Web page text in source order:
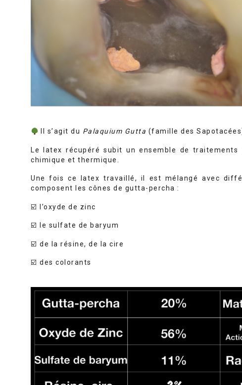
Il s’agit du Palaquium Gutta (famille des
Le latex récupéré subit un ensemble de traitements
chimique et thermique.
Une fois ce latex travaillé, il est mélangé avec
composent les cônes de gutta-percha :
☑ ️ l’oxyde de zinc
☑ ️ le sulfate de baryum
☑ ️ de la résine, de la cire
☑ ️ des colorants